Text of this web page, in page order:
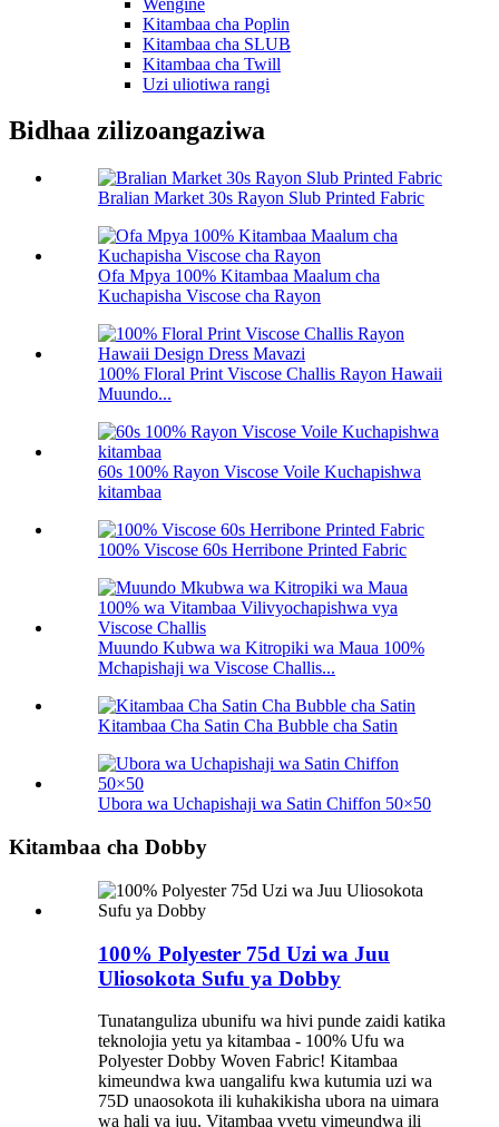
Kitambaa cha Poplin
Kitambaa cha SLUB
Kitambaa cha Twill
Uzi uliotiwa rangi
Bidhaa zilizoangaziwa
Bralian Market 30s Rayon Slub Printed Fabric
Ofa Mpya 100% Kitambaa Maalum cha
Kuchapisha Viscose cha Rayon
100% Floral Print Viscose Challis Rayon Hawaii
Muundo...
60s 100% Rayon Viscose Voile Kuchapishwa
kitambaa
100% Viscose 60s Herribone Printed Fabric
Muundo Kubwa wa Kitropiki wa Maua 100%
Mchapishaji wa Viscose Challis...
Kitambaa Cha Satin Cha Bubble cha Satin
Ubora wa Uchapishaji wa Satin Chiffon 50×50
Kitambaa cha Dobby
100% Polyester 75d Uzi wa Juu
Uliosokota Sufu ya Dobby
Tunatanguliza ubunifu wa hivi punde zaidi katika
teknolojia yetu ya kitambaa - 100% Ufu wa
Polyester Dobby Woven Fabric! Kitambaa
kimeundwa kwa uangalifu kwa kutumia uzi wa
75D unaosokota ili kuhakikisha ubora na uimara
wa hali ya juu. Vitambaa vyetu vimeundwa ili